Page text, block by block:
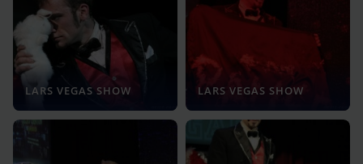
LARS VEGAS SHOW LARS VEGAS SHOW